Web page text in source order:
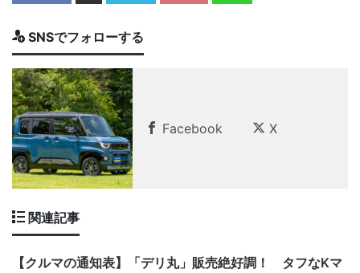
SNSでフォローする
Facebook X
関連記事
【クルマの通知表】「デリ丸」販売絶好調！ タフなKマ